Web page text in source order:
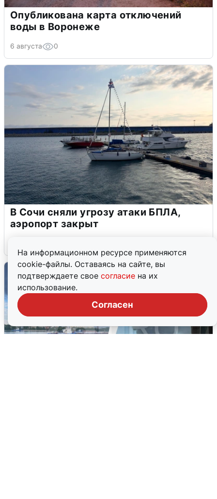
На информационном ресурсе применяются
cookie-файлы. Оставаясь на сайте, вы
подтверждаете свое согласие на их
использование.
Согласен
Опубликована карта отключений
воды в Воронеже
6 августа 0
В Сочи сняли угрозу атаки БПЛА,
аэропорт закрыт